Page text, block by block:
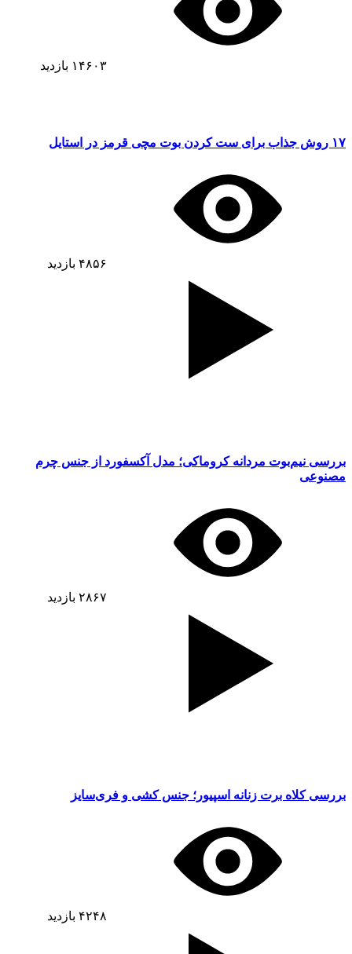
۱۴۶۰۳ بازدید
۱۷ روش جذاب برای ست کردن بوت مچی قرمز در استایل
۴۸۵۶ بازدید
بررسی نیم‌بوت مردانه کروماکی؛ مدل آکسفورد از جنس چرم
مصنوعی
۲۸۶۷ بازدید
بررسی کلاه برت زنانه اسپیور؛ جنس کشی و فری‌سایز
۴۲۴۸ بازدید